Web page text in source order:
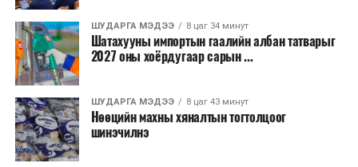
секундэд 4-9 метр. 25-27 хэм дулаан
байна.
2026 оны наймдугаар сарын 07-ноос
2026 оны наймдугаар сарын 11-нийг хүртэлх
цаг агаарын урьдчилсан төлөв
Наймдугаар сарын 7-нд баруун болон төвийн
ШУДАРГА МЭДЭЭ 8 цаг 34 минут
Шатахууны импортын гаалийн албан татварыг
2027 оны хоёрдугаар сарын ...
ШУДАРГА МЭДЭЭ 8 цаг 43 минут
Нөөцийн махны хяналтын тогтолцоог
шинэчилнэ